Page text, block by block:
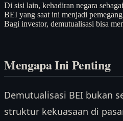
Di sisi lain, kehadiran negara
BEI yang saat ini menjadi
Bagi investor, demutualisasi bisa
Mengapa Ini Penting
Demutualisasi BEI bukan
struktur kekuasaan di